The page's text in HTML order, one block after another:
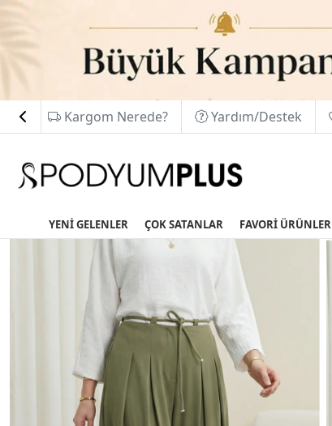
Kargom Nerede? Yardım/Destek
YENİ GELENLER ÇOK SATANLAR FAVORİ ÜRÜNLER